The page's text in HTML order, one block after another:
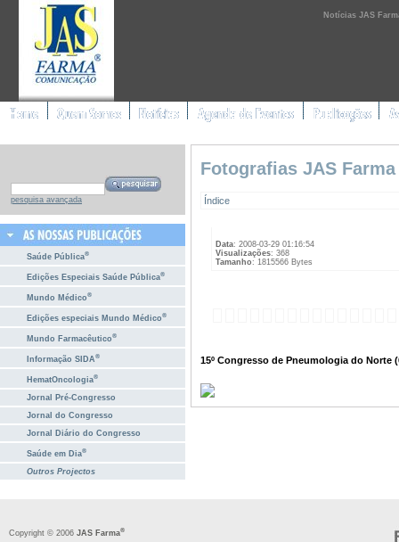
Notícias JAS
pesquisa avançada
Saúde Pública®
Edições Especiais Saúde Pública®
Mundo Médico®
Edições especiais Mundo Médico®
Mundo Farmacêutico®
Informação SIDA®
HematOncologia®
Jornal Pré-Congresso
Jornal do Congresso
Jornal Diário do Congresso
Saúde em Dia®
Outros Projectos
Fotografias JAS
Índice
Data: 2008-03-29 01:16:54
Visualizações: 368
Tamanho: 1815566 Bytes
15º Congresso de Pneumologia do Norte
Copyright © 2006 JAS Farma®